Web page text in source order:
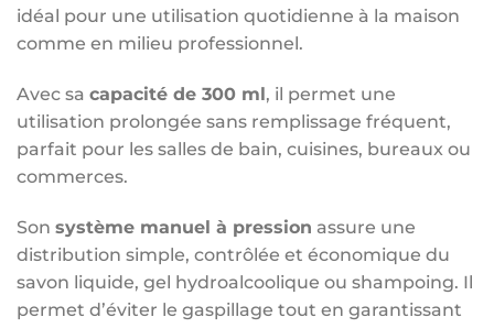
idéal pour une utilisation quotidienne à la maison
comme en milieu professionnel.
Avec sa capacité de 300 ml, il permet une
utilisation prolongée sans remplissage fréquent,
parfait pour les salles de bain, cuisines, bureaux ou
commerces.
Son système manuel à pression assure une
distribution simple, contrôlée et économique du
savon liquide, gel hydroalcoolique ou shampoing. Il
permet d’éviter le gaspillage tout en garantissant